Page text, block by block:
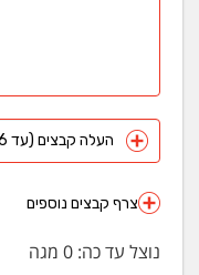
העלה קבצים (עד 6 קבצים)
צרף קבצים נוספים
נוצל עד כה: 0 מגה